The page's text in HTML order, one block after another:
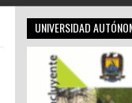
UNIVERSIDAD